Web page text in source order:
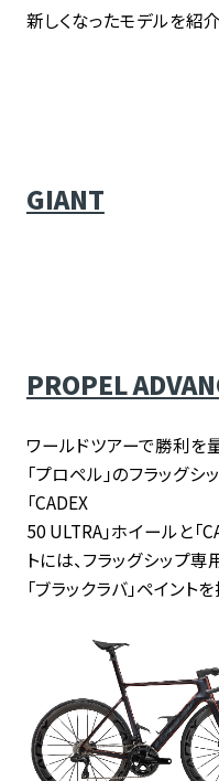
新しくなったモデルを紹介
GIANT
PROPEL
ワールドツアーで勝利を
「プロペル」のフラッグ
「CADEX
50 ULTRA」ホイールと「
トには、フラッグシップ
「ブラックラバ」ペイントを